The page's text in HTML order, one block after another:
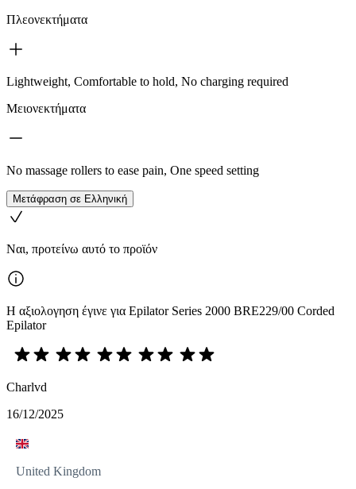
Πλεονεκτήματα
Lightweight, Comfortable to hold, No charging required
Μειονεκτήματα
No massage rollers to ease pain, One speed setting
Μετάφραση σε Ελληνική
Ναι, προτείνω αυτό το προϊόν
Η αξιολογηση έγινε για Epilator Series 2000 BRE229/00 Corded
Epilator
Charlvd
16/12/2025
United Kingdom